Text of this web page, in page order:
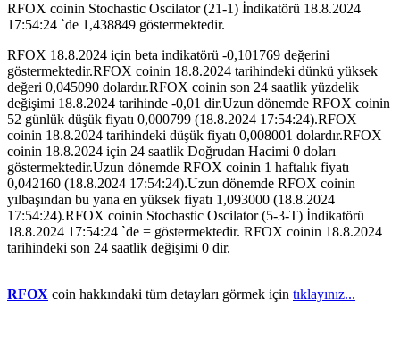
RFOX coinin Stochastic Oscilator (21-1) İndikatörü 18.8.2024
17:54:24 `de 1,438849 göstermektedir.
RFOX 18.8.2024 için beta indikatörü -0,101769 değerini
göstermektedir.RFOX coinin 18.8.2024 tarihindeki dünkü yüksek
değeri 0,045090 dolardır.RFOX coinin son 24 saatlik yüzdelik
değişimi 18.8.2024 tarihinde -0,01 dir.Uzun dönemde RFOX coinin
52 günlük düşük fiyatı 0,000799 (18.8.2024 17:54:24).RFOX
coinin 18.8.2024 tarihindeki düşük fiyatı 0,008001 dolardır.RFOX
coinin 18.8.2024 için 24 saatlik Doğrudan Hacimi 0 doları
göstermektedir.Uzun dönemde RFOX coinin 1 haftalık fiyatı
0,042160 (18.8.2024 17:54:24).Uzun dönemde RFOX coinin
yılbaşından bu yana en yüksek fiyatı 1,093000 (18.8.2024
17:54:24).RFOX coinin Stochastic Oscilator (5-3-T) İndikatörü
18.8.2024 17:54:24 `de = göstermektedir. RFOX coinin 18.8.2024
tarihindeki son 24 saatlik değişimi 0 dir.
RFOX coin hakkındaki tüm detayları görmek için tıklayınız...